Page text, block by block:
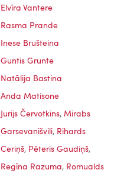
Elvīra Vantere
Rasma Prande
Inese Brušteina
Guntis Grunte
Natālija Bastina
Anda Matisone
Jurijs Červotkins, Mirabs
Garsevanišvili, Rihards
Ceriņš, Pēteris Gaudiņš,
Regīna Razuma, Romualds